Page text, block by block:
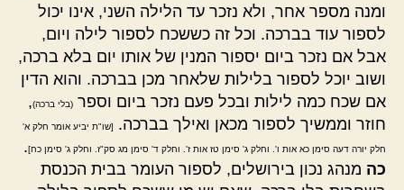
ומנה מספר אחר, ולא נזכר עד הלילה השני, אינו יכול
לספור עוד בברכה. וכל זה כששכח לספור לילה ויום,
אבל אם נזכר ביום יספור המנין של אותו יום בלא ברכה,
ושוב יוכל לספור בלילות שלאחר מכן בברכה. והוא הדין
אם שכח כמה לילות ובכל פעם נזכר ביום וספר (בלי ברכה),
חוזר וממשיך לספור מכאן ואילך בברכה.
[שו"ת יביע אומר חלק א'
חלק יורה דעה סימן כא אות ו'. וחלק ג' סימן טז אות ז'. וחלק ד' סימן מג סק"ז. וחלק ג' סימן כח].
כה מנהג נכון בירושלים, לספור העומר בבית הכנסת